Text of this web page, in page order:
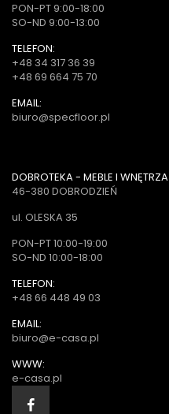
PON-PT 9:00-18:00
SO-ND 9:00-13:00
TELEFON:
+48 34 317 36 39
+48 69 664 75 70
EMAIL:
biuro@specfloor.pl
DOBROTEKA - MEBLE I WNĘTRZA
46-380 DOBRODZIEŃ
ul. OLESKA 35
PON-PT 10:00-19:00
SO-ND 10:00-18:00
TELEFON:
+48 66 448 49 03
EMAIL:
biuro@e-casa.pl
WWW:
e-casa.pl